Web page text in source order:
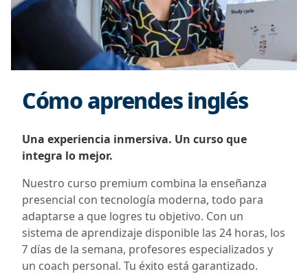
Cómo aprendes inglés
Una experiencia inmersiva. Un curso que
integra lo mejor.
Nuestro curso premium combina la enseñanza
presencial con tecnología moderna, todo para
adaptarse a que logres tu objetivo. Con un
sistema de aprendizaje disponible las 24 horas, los
7 días de la semana, profesores especializados y
un coach personal. Tu éxito está garantizado.